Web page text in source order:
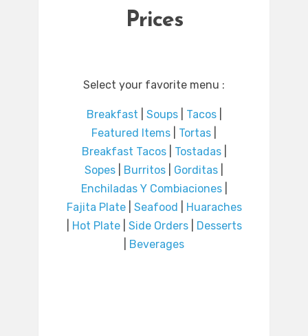
Prices
Select your favorite menu :
Breakfast Soups| Tacos|
Featured Items
Tortas
Breakfast Tacos| Tostadas|
Sopes
Burritos Gorditas
Enchiladas Y Combiaciones|
Fajita Plate| Seafood
Huaraches
Hot Plate| Side Orders|
Desserts
Beverages